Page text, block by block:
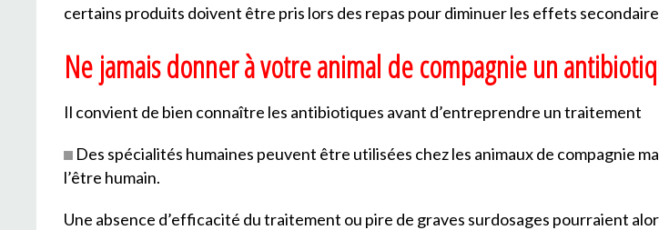
certains produits doivent être pris lors des repas pour diminuer les effets
Ne jamais donner à votre animal de compagnie un
Il convient de bien connaître les antibiotiques avant d’entreprendre un traitement
Des spécialités humaines peuvent être utilisées chez les animaux de compagnie
l’être humain.
Une absence d’efficacité du traitement ou pire de graves surdosages pourraient